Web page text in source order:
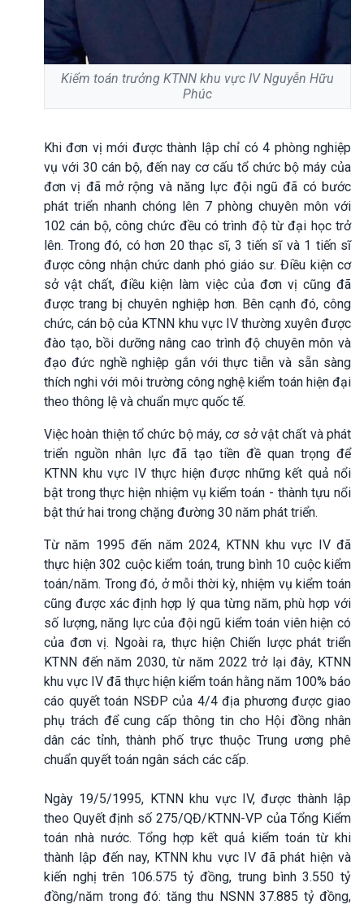
Kiểm toán trưởng KTNN khu vực IV Nguyễn Hữu
Phúc
Khi đơn vị mới được thành lập chỉ có 4 phòng nghiệp
vụ với 30 cán bộ, đến nay cơ cấu tổ chức bộ máy của
đơn vị đã mở rộng và năng lực đội ngũ đã có bước
phát triển nhanh chóng lên 7 phòng chuyên môn với
102 cán bộ, công chức đều có trình độ từ đại học trở
lên. Trong đó, có hơn 20 thạc sĩ, 3 tiến sĩ và 1 tiến sĩ
được công nhận chức danh phó giáo sư. Điều kiện cơ
sở vật chất, điều kiện làm việc của đơn vị cũng đã
được trang bị chuyên nghiệp hơn. Bên cạnh đó, công
chức, cán bộ của KTNN khu vực IV thường xuyên được
đào tạo, bồi dưỡng nâng cao trình độ chuyên môn và
đạo đức nghề nghiệp gắn với thực tiễn và sẵn sàng
thích nghi với môi trường công nghệ kiểm toán hiện đại
theo thông lệ và chuẩn mực quốc tế.
Việc hoàn thiện tổ chức bộ máy, cơ sở vật chất và phát
triển nguồn nhân lực đã tạo tiền đề quan trọng để
KTNN khu vực IV thực hiện được những kết quả nổi
bật trong thực hiện nhiệm vụ kiểm toán - thành tựu nổi
bật thứ hai trong chặng đường 30 năm phát triển.
Từ năm 1995 đến năm 2024, KTNN khu vực IV đã
thực hiện 302 cuộc kiểm toán, trung bình 10 cuộc kiểm
toán/năm. Trong đó, ở mỗi thời kỳ, nhiệm vụ kiểm toán
cũng được xác định hợp lý qua từng năm, phù hợp với
số lượng, năng lực của đội ngũ kiểm toán viên hiện có
của đơn vị. Ngoài ra, thực hiện Chiến lược phát triển
KTNN đến năm 2030, từ năm 2022 trở lại đây, KTNN
khu vực IV đã thực hiện kiểm toán hằng năm 100% báo
cáo quyết toán NSĐP của 4/4 địa phương được giao
phụ trách để cung cấp thông tin cho Hội đồng nhân
dân các tỉnh, thành phố trực thuộc Trung ương phê
chuẩn quyết toán ngân sách các cấp.
Ngày 19/5/1995, KTNN khu vực IV, được thành lập
theo Quyết định số 275/QĐ/KTNN-VP của Tổng Kiểm
toán nhà nước. Tổng hợp kết quả kiểm toán từ khi
thành lập đến nay, KTNN khu vực IV đã phát hiện và
kiến nghị trên 106.575 tỷ đồng, trung bình 3.550 tỷ
đồng/năm trong đó: tăng thu NSNN 37.885 tỷ đồng,